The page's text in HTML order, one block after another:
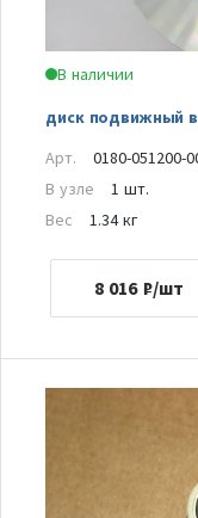
В наличии
диск подвижный
Арт.
0180-051200-
В узле
1 шт.
Вес
1.34 кг
8 016 ₽/шт